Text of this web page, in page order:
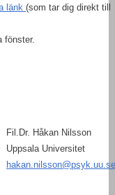
länk (som tar dig direkt till
fönster.
Fil.Dr. Håkan Nilsson
Uppsala Universitet
hakan.nilsson@psyk.uu.se